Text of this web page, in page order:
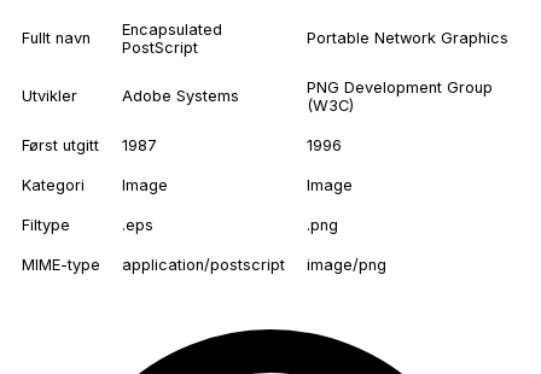
Fullt navn
Encapsulated
PostScript
Portable Network Graphics
Utvikler Adobe Systems
PNG Development Group
(W3C)
Først utgitt 1987 1996
Kategori Image Image
Filtype .eps .png
MIME-type application/postscript image/png